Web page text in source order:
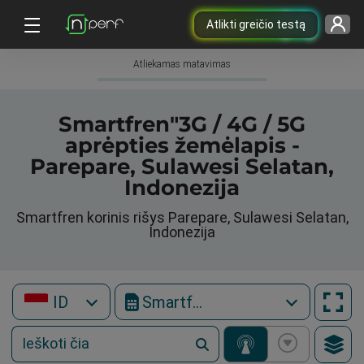
Atlikti greičio testą
Atliekamas matavimas
Smartfren"3G / 4G / 5G
aprėpties žemėlapis -
Parepare, Sulawesi Selatan,
Indonezija
Smartfren korinis rišys Parepare, Sulawesi Selatan,
Indonezija
ID Smartfren